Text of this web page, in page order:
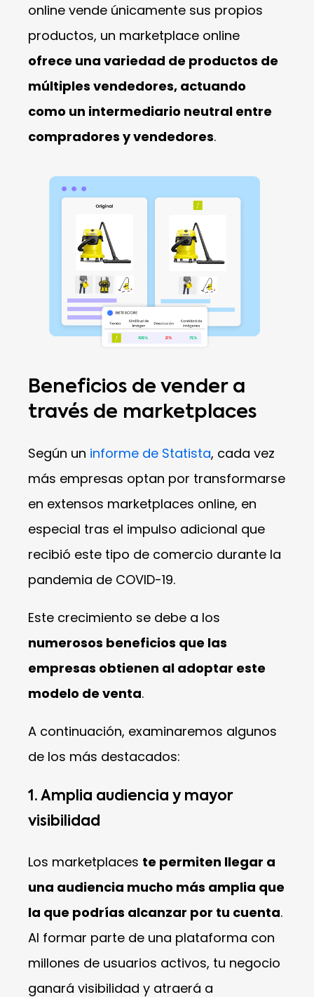
online vende únicamente sus propios
productos, un marketplace online
ofrece una variedad de productos de
múltiples vendedores, actuando
como un intermediario neutral entre
compradores y vendedores.
Beneficios de vender a
través de marketplaces
Según un informe de Statista, cada vez
más empresas optan por transformarse
en extensos marketplaces online, en
especial tras el impulso adicional que
recibió este tipo de comercio durante la
pandemia de COVID-19.
Este crecimiento se debe a los
numerosos beneficios que las
empresas obtienen al adoptar este
modelo de venta.
A continuación, examinaremos algunos
de los más destacados:
1. Amplia audiencia y mayor
visibilidad
Los marketplaces te permiten llegar a
una audiencia mucho más amplia que
la que podrías alcanzar por tu cuenta.
Al formar parte de una plataforma con
millones de usuarios activos, tu negocio
ganará visibilidad y atraerá a